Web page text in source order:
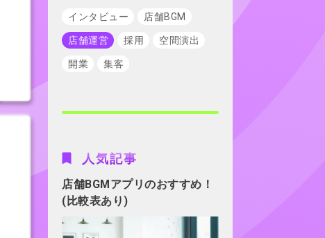
インタビュー 店舗BGM
店舗運営 採用 空間演出
開業 集客
人気記事
店舗BGMアプリのおすすめ！
(比較表あり)